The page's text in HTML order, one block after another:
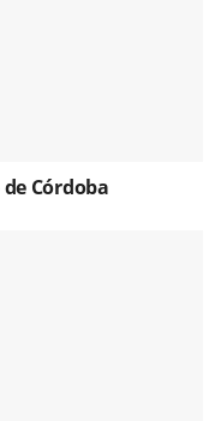
Córdoba